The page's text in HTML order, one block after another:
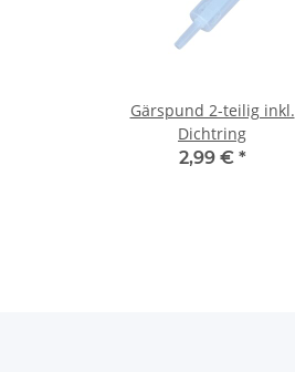
Gärspund 2-teilig inkl.
Dichtring
2,99 € *